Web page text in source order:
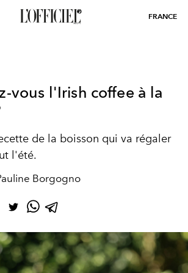
FRANCE
vous l'Irish coffee à la
de la boisson qui va régaler
l'été.
Borgogno